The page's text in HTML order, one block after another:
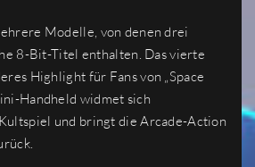
Modelle, von denen drei
8-Bit-Titel enthalten. Das vierte
Highlight für Fans von „Space
Handheld widmet sich
und bringt die Arcade-Action